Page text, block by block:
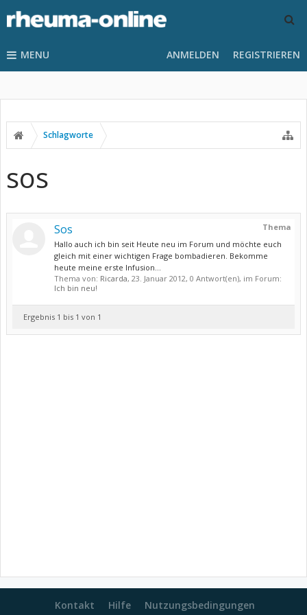
MENU ANMELDEN REGISTRIEREN
Schlagworte
sos
Thema
Sos
Hallo auch ich bin seit Heute neu im Forum und möchte euch
gleich mit einer wichtigen Frage bombadieren. Bekomme
heute meine erste Infusion...
Thema von: Ricarda, 23. Januar 2012, 0 Antwort(en), im Forum:
Ich bin neu!
Ergebnis 1 bis 1 von 1
Kontakt Hilfe Nutzungsbedingungen